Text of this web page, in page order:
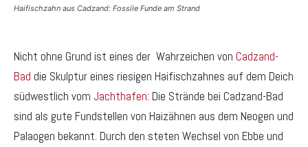
Haifischzahn aus Cadzand: Fossile Funde am Strand
Nicht ohne Grund ist eines der Wahrzeichen von Cadzand-
Bad die Skulptur eines riesigen Haifischzahnes auf dem Deich
südwestlich vom Jachthafen: Die Strände bei Cadzand-Bad
sind als gute Fundstellen von Haizähnen aus dem Neogen und
Palaogen bekannt. Durch den steten Wechsel von Ebbe und